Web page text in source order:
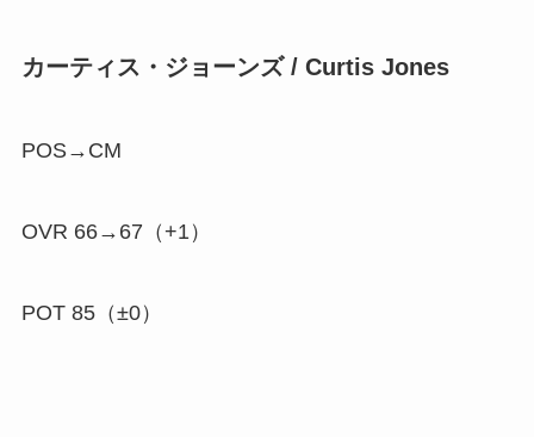
カーティス・ジョーンズ / Curtis Jones
POS→CM
OVR 66→67（+1 ）
POT 85（±0）